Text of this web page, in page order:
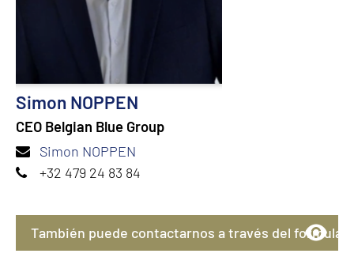
Simon NOPPEN
CEO Belgian Blue Group
Simon NOPPEN
+32 479 24 83 84
También puede contactarnos a través del